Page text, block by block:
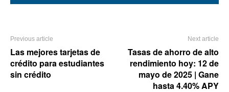
Previous article
Las mejores tarjetas de
crédito para estudiantes
sin crédito
Next article
Tasas de ahorro de alto
rendimiento hoy: 12 de
mayo de 2025 | Gane
hasta 4.40% APY